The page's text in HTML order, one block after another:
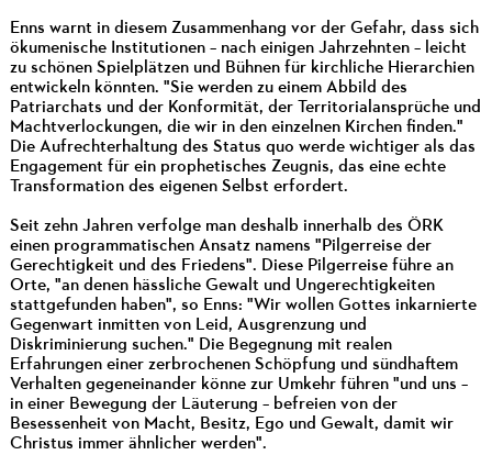
Enns warnt in diesem Zusammenhang vor der Gefahr, dass sich
ökumenische Institutionen – nach einigen Jahrzehnten – leicht
zu schönen Spielplätzen und Bühnen für kirchliche Hierarchien
entwickeln könnten. "Sie werden zu einem Abbild des
Patriarchats und der Konformität, der Territorialansprüche und
Machtverlockungen, die wir in den einzelnen Kirchen finden."
Die Aufrechterhaltung des Status quo werde wichtiger als das
Engagement für ein prophetisches Zeugnis, das eine echte
Transformation des eigenen Selbst erfordert.
Seit zehn Jahren verfolge man deshalb innerhalb des ÖRK
einen programmatischen Ansatz namens "Pilgerreise der
Gerechtigkeit und des Friedens". Diese Pilgerreise führe an
Orte, "an denen hässliche Gewalt und Ungerechtigkeiten
stattgefunden haben", so Enns: "Wir wollen Gottes inkarnierte
Gegenwart inmitten von Leid, Ausgrenzung und
Diskriminierung suchen." Die Begegnung mit realen
Erfahrungen einer zerbrochenen Schöpfung und sündhaftem
Verhalten gegeneinander könne zur Umkehr führen "und uns –
in einer Bewegung der Läuterung – befreien von der
Besessenheit von Macht, Besitz, Ego und Gewalt, damit wir
Christus immer ähnlicher werden".